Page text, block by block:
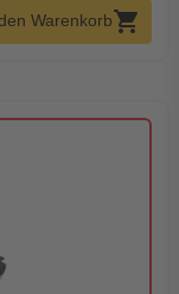
Warenkorbshopping_cart